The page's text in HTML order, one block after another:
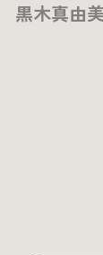
黒木真由美